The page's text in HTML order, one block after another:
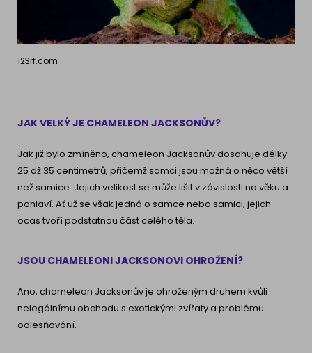
123rf.com
JAK VELKÝ JE CHAMELEON JACKSONŮV?
Jak již bylo zmíněno, chameleon Jacksonův dosahuje délky
25 až 35 centimetrů, přičemž samci jsou možná o něco větší
než samice. Jejich velikost se může lišit v závislosti na věku a
pohlaví. Ať už se však jedná o samce nebo samici, jejich
ocas tvoří podstatnou část celého těla.
JSOU CHAMELEONI JACKSONOVI OHROŽENÍ?
Ano, chameleon Jacksonův je ohroženým druhem kvůli
nelegálnímu obchodu s exotickými zvířaty a problému
odlesňování.